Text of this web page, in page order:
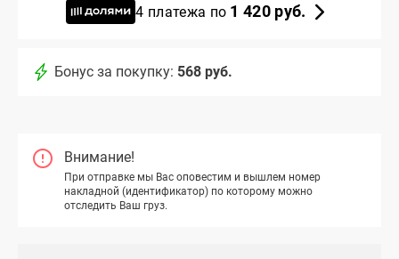
4 платежа по 1 420 руб.
Бонус за покупку: 568 руб.
Внимание!
При отправке мы Вас оповестим и вышлем номер
накладной (идентификатор) по которому можно
отследить Ваш груз.